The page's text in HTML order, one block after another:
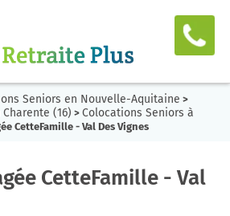
Seniors en Nouvelle-Aquitaine >
(16) > Colocations Seniors à
CetteFamille - Val Des Vignes
CetteFamille - Val